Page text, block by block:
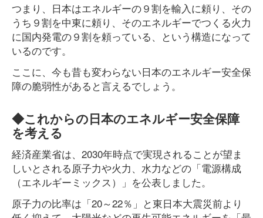
つまり、日本はエネルギーの９割を輸入に頼り、その
うち９割を中東に頼り、そのエネルギーでつくる火力
に国内発電の９割を頼っている、という構造になって
いるのです。
ここに、今も昔も変わらない日本のエネルギー安全保
障の脆弱性があると言えるでしょう。
◆これからの日本のエネルギー安全保障
を考える
経済産業省は、2030年時点で実現されることが望ま
しいとされる原子力や火力、水力などの「電源構成
（エネルギーミックス）」を公表しました。
原子力の比率は「20～22％」と東日本大震災前より